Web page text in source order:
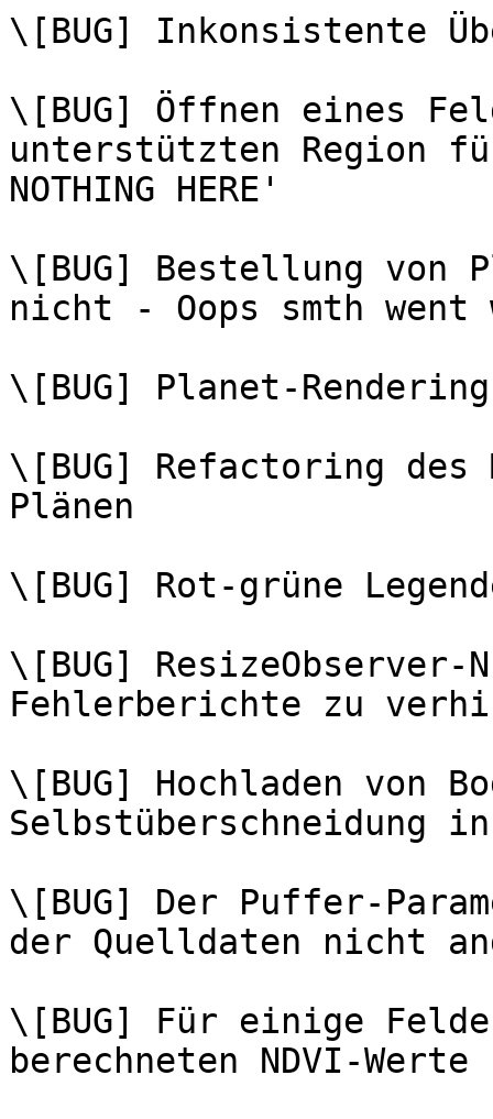
\[BUG] Inkonsistente
\[BUG] Öffnen eines
unterstützten Region
NOTHING HERE'
\[BUG] Bestellung
nicht - Oops smth went
\[BUG] Planet-Rendering
\[BUG] Refactoring des
Plänen
\[BUG] Rot-grüne
\[BUG]
Fehlerberichte zu
\[BUG] Hochladen von
Selbstüberschneidung in
\[BUG] Der Puffer-
der Quelldaten nicht
\[BUG] Für einige
berechneten NDVI-Werte